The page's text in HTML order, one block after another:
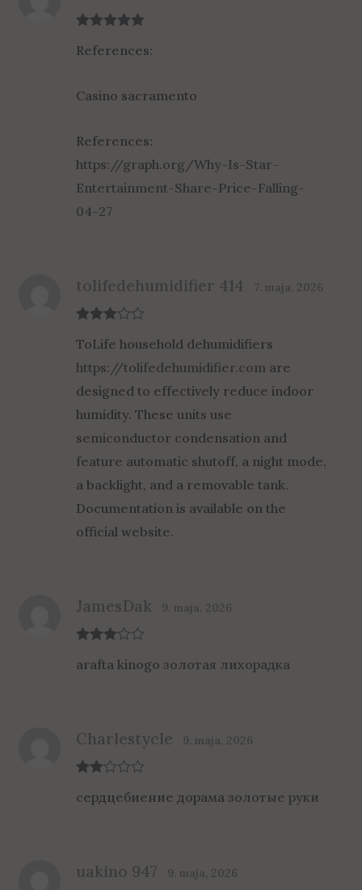
of 5
References:
Casino sacramento
References:
https://graph.org/Why-Is-Star-
Entertainment-Share-Price-Falling-
04-27
out of 5
tolifedehumidifier 414 7. maja, 2026
ToLife household dehumidifiers
https://tolifedehumidifier.com are
designed to effectively reduce indoor
humidity. These units use
semiconductor condensation and
feature automatic shutoff, a night mode,
a backlight, and a removable tank.
Documentation is available on the
official website.
out of 5
JamesDak 9. maja, 2026
arafta kinogo золотая лихорадка
d2
Charlestycle 9. maja, 2026
сердцебиение дорама золотые руки
uakino 947 9. maja, 2026